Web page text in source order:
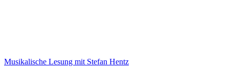
Musikalische Lesung mit Stefan Hentz